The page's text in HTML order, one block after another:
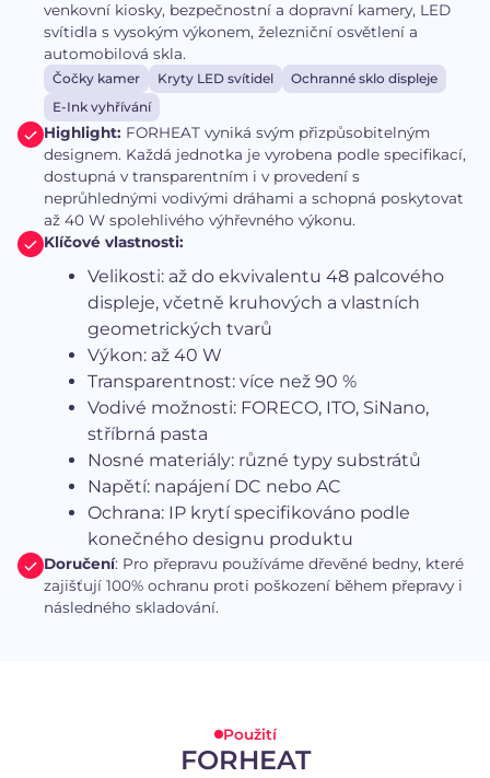
venkovní kiosky, bezpečnostní a dopravní kamery, LED
svítidla s vysokým výkonem, železniční osvětlení a
automobilová skla.
Čočky kamer Kryty LED svítidel
Ochranné sklo displeje
E-Ink vyhřívání
Highlight: FORHEAT vyniká svým přizpůsobitelným
designem. Každá jednotka je vyrobena podle specifikací,
dostupná v transparentním i v provedení s
neprůhlednými vodivými dráhami a schopná poskytovat
až 40 W spolehlivého výhřevného výkonu.
Klíčové vlastnosti:
Velikosti: až do ekvivalentu 48 palcového
displeje, včetně kruhových a vlastních
geometrických tvarů
Výkon: až 40 W
Transparentnost: více než 90 %
Vodivé možnosti: FORECO, ITO, SiNano,
stříbrná pasta
Nosné materiály: různé typy substrátů
Napětí: napájení DC nebo AC
Ochrana: IP krytí specifikováno podle
konečného designu produktu
Doručení: Pro přepravu používáme dřevěné bedny, které
zajišťují 100% ochranu proti poškození během přepravy i
následného skladování.
Použití
FORHEAT